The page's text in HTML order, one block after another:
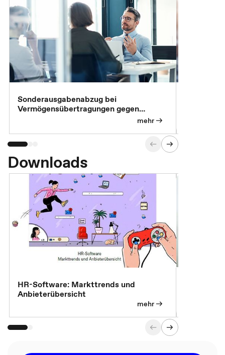
Sonderausgabenabzug bei
Vermögensübertragungen gegen
mehr
Downloads
HR-Software: Markttrends und
Anbieterübersicht
mehr